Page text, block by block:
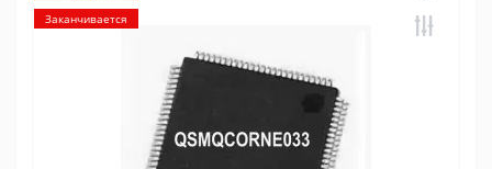
Заканчивается